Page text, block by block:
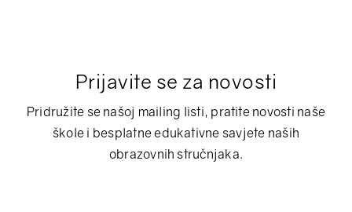
Prijavite se za novosti
Pridružite se našoj mailing listi, pratite novosti naše
škole i besplatne edukativne savjete naših
obrazovnih stručnjaka.